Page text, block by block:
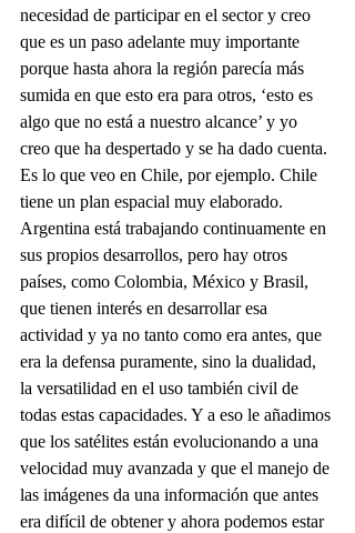
necesidad de participar en el sector y creo
que es un paso adelante muy importante
porque hasta ahora la región parecía más
sumida en que esto era para otros, ‘esto es
algo que no está a nuestro alcance’ y yo
creo que ha despertado y se ha dado cuenta.
Es lo que veo en Chile, por ejemplo. Chile
tiene un plan espacial muy elaborado.
Argentina está trabajando continuamente en
sus propios desarrollos, pero hay otros
países, como Colombia, México y Brasil,
que tienen interés en desarrollar esa
actividad y ya no tanto como era antes, que
era la defensa puramente, sino la dualidad,
la versatilidad en el uso también civil de
todas estas capacidades. Y a eso le añadimos
que los satélites están evolucionando a una
velocidad muy avanzada y que el manejo de
las imágenes da una información que antes
era difícil de obtener y ahora podemos estar